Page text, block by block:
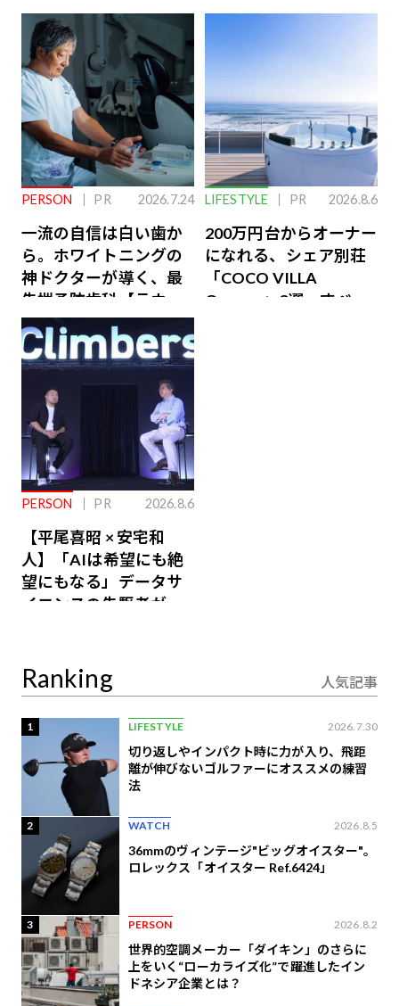
PERSON PR 2026.7.24
一流の自信は白い歯か
ら。ホワイトニングの
神ドクターが導く、最
先端予防歯科【ラウン
ジ会員特典あり】
LIFESTYLE PR 2026.8.6
200万円台からオーナー
になれる、シェア別荘
「COCO VILLA
Owners」3選。すべて
PERSON PR 2026.8.6
【平尾喜昭 × 安宅和
人】「AIは希望にも絶
望にもなる」データサ
イエンスの先駆者が語
Ranking 人気記事
1 LIFESTYLE 2026.7.30
切り返しやインパクト時に力が入り、飛距
離が伸びないゴルファーにオススメの練習
法
2 WATCH 2026.8.5
36mmのヴィンテージ"ビッグオイスター"。
ロレックス「オイスター Ref.6424」
3 PERSON 2026.8.2
世界的空調メーカー「ダイキン」のさらに
上をいく“ローカライズ化”で躍進したイン
ドネシア企業とは？